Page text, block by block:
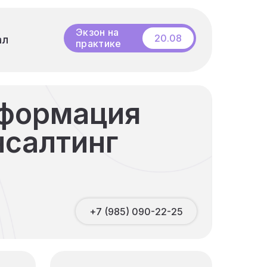
Бесплатный
вебинар
Экзон на
20.08
+7 (985) 090-22-25